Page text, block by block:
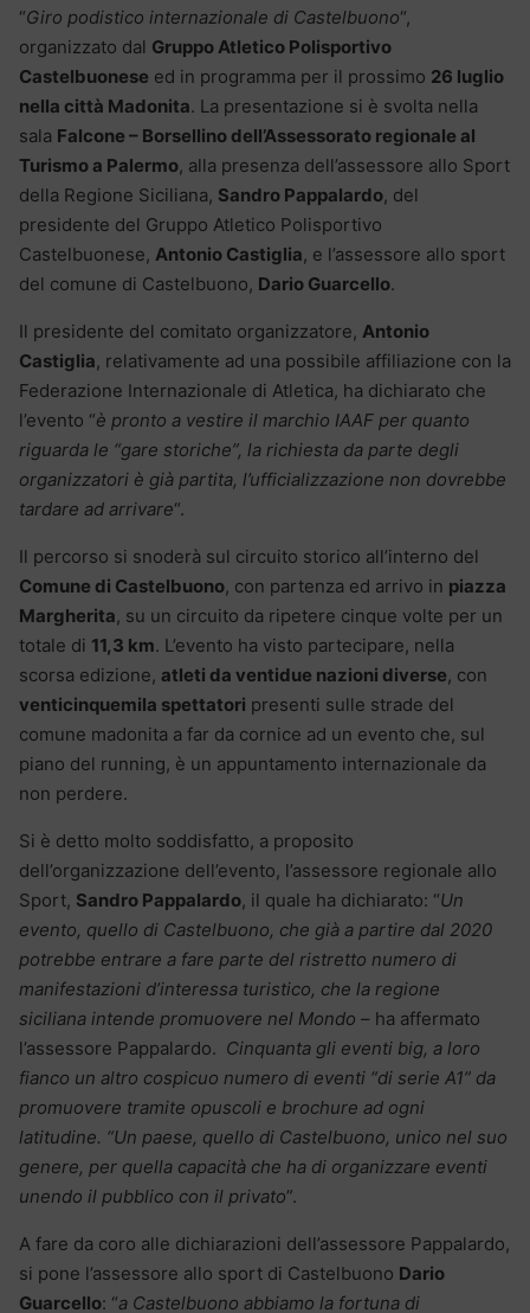
“Giro podistico internazionale di Castelbuono“,
organizzato dal Gruppo Atletico Polisportivo
Castelbuonese ed in programma per il prossimo 26 luglio
nella città Madonita. La presentazione si è svolta nella
sala Falcone – Borsellino dell’Assessorato regionale al
Turismo a Palermo, alla presenza dell’assessore allo Sport
della Regione Siciliana, Sandro Pappalardo, del
presidente del Gruppo Atletico Polisportivo
Castelbuonese, Antonio Castiglia, e l’assessore allo sport
del comune di Castelbuono, Dario Guarcello.
Il presidente del comitato organizzatore, Antonio
Castiglia, relativamente ad una possibile affiliazione con la
Federazione Internazionale di Atletica, ha dichiarato che
l’evento “è pronto a vestire il marchio IAAF per quanto
riguarda le “gare storiche”, la richiesta da parte degli
organizzatori è già partita, l’ufficializzazione non dovrebbe
tardare ad arrivare“.
Il percorso si snoderà sul circuito storico all’interno del
Comune di Castelbuono, con partenza ed arrivo in piazza
Margherita, su un circuito da ripetere cinque volte per un
totale di 11,3 km. L’evento ha visto partecipare, nella
scorsa edizione, atleti da ventidue nazioni diverse, con
venticinquemila spettatori presenti sulle strade del
comune madonita a far da cornice ad un evento che, sul
piano del running, è un appuntamento internazionale da
non perdere.
Si è detto molto soddisfatto, a proposito
dell’organizzazione dell’evento, l’assessore regionale allo
Sport, Sandro Pappalardo, il quale ha dichiarato: “Un
evento, quello di Castelbuono, che già a partire dal 2020
potrebbe entrare a fare parte del ristretto numero di
manifestazioni d’interessa turistico, che la regione
siciliana intende promuovere nel Mondo – ha affermato
l’assessore Pappalardo. Cinquanta gli eventi big, a loro
fianco un altro cospicuo numero di eventi “di serie A1” da
promuovere tramite opuscoli e brochure ad ogni
latitudine. “Un paese, quello di Castelbuono, unico nel suo
genere, per quella capacità che ha di organizzare eventi
unendo il pubblico con il privato”.
A fare da coro alle dichiarazioni dell’assessore Pappalardo,
si pone l’assessore allo sport di Castelbuono Dario
Guarcello: “a Castelbuono abbiamo la fortuna di